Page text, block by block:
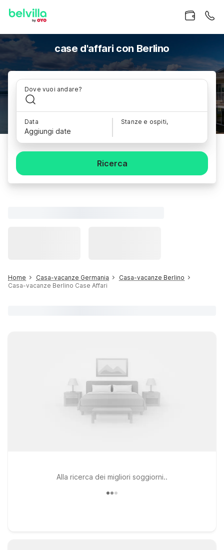
case d'affari con Berlino
Dove vuoi andare?
Data
Aggiungi date
Stanze e ospiti,
Ricerca
Home Casa-vacanze Germania
Casa-vacanze Berlino
Casa-vacanze Berlino Case Affari
Alla ricerca dei migliori soggiorni..